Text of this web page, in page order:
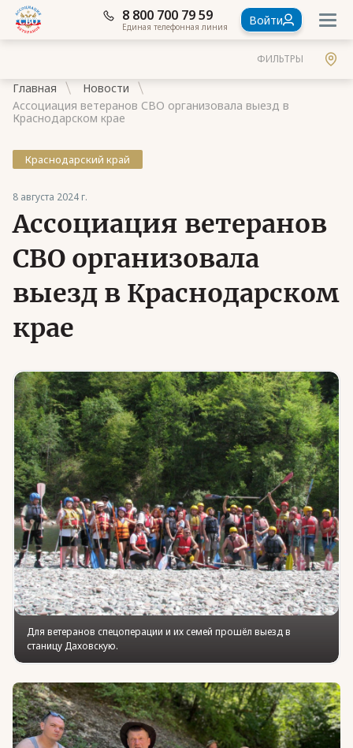
8 800 700 79 59
Единая телефонная линия Войти
ФИЛЬТРЫ
Главная
Новости
Ассоциация ветеранов СВО организовала выезд в
Краснодарском крае
Краснодарский край
8 августа 2024 г.
Ассоциация ветеранов
СВО организовала
выезд в Краснодарском
крае
Для ветеранов спецоперации и их семей прошёл выезд в
станицу Даховскую.
Контакты
Стать членом Ассоциации ветеранов СВО
Ассоциация в субъектах России
Частые вопросы
Юридическая помощь
Региональные меры поддержки